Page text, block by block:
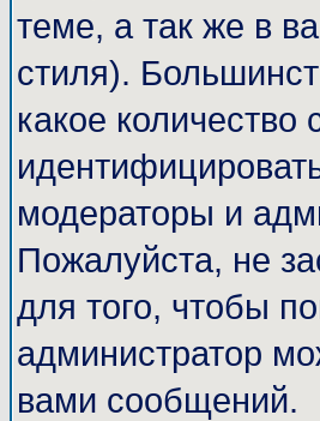
теме, а так же в
стиля).
какое
модераторы и
Пожалуйста, не
для того, чтобы
администратор
вами сообщений.